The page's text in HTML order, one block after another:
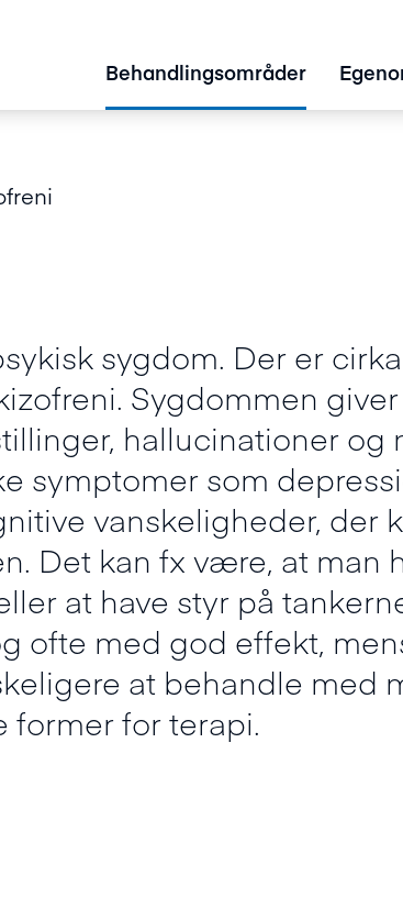
Behandlingsområder
sygdom. Der er
Sygdommen
hallucinationer og
symptomer som
vanskeligheder, der
Det kan fx være, at man
at have styr på
ofte med god effekt,
at behandle med
former for terapi.